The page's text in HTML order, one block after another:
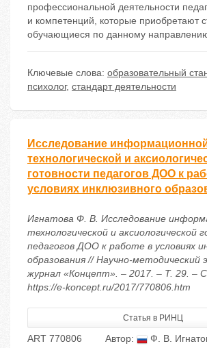
профессиональной деятельности
и компетенций, которые приобретают
обучающиеся по данному
Ключевые слова: образовательный
психолог, стандарт деятельности
Исследование
технологической и
готовности педагогов ДОО к
условиях инклюзивного
Игнатова Ф. В. Исследование
технологической и аксиологической
педагогов ДОО к работе в условиях
образования // Научно-методический
журнал «Концепт». – 2017. – Т. 29. –
https://e-koncept.ru/2017/770806.htm
Статья в РИНЦ
ART 770806 Автор:
Ф. В.